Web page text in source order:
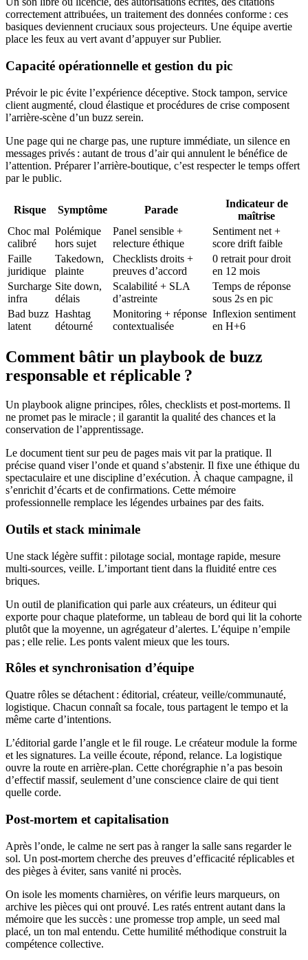
correctement attribuées, un traitement des données conforme : ces
basiques deviennent cruciaux sous projecteurs. Une équipe avertie
place les feux au vert avant d’appuyer sur Publier.
Capacité opérationnelle et gestion du pic
Prévoir le pic évite l’expérience déceptive. Stock tampon, service
client augmenté, cloud élastique et procédures de crise composent
l’arrière-scène d’un buzz serein.
Une page qui ne charge pas, une rupture immédiate, un silence en
messages privés : autant de trous d’air qui annulent le bénéfice de
l’attention. Préparer l’arrière-boutique, c’est respecter le temps offert
par le public.
Risque Symptôme Parade
Indicateur de
maîtrise
Choc mal
calibré
Polémique
hors sujet
Panel sensible +
relecture éthique
Sentiment net +
score drift faible
Faille
juridique
Takedown,
plainte
Checklists droits +
preuves d’accord
0 retrait pour droit
en 12 mois
Surcharge
infra
Site down,
délais
Scalabilité + SLA
d’astreinte
Temps de réponse
sous 2s en pic
Bad buzz
latent
Hashtag
détourné
Monitoring + réponse
contextualisée
Inflexion sentiment
en H+6
Comment bâtir un playbook de buzz
responsable et réplicable ?
Un playbook aligne principes, rôles, checklists et post-mortems. Il
ne promet pas le miracle ; il garantit la qualité des chances et la
conservation de l’apprentissage.
Le document tient sur peu de pages mais vit par la pratique. Il
précise quand viser l’onde et quand s’abstenir. Il fixe une éthique du
spectaculaire et une discipline d’exécution. À chaque campagne, il
s’enrichit d’écarts et de confirmations. Cette mémoire
professionnelle remplace les légendes urbaines par des faits.
Outils et stack minimale
Une stack légère suffit : pilotage social, montage rapide, mesure
multi-sources, veille. L’important tient dans la fluidité entre ces
briques.
Un outil de planification qui parle aux créateurs, un éditeur qui
exporte pour chaque plateforme, un tableau de bord qui lit la cohorte
plutôt que la moyenne, un agrégateur d’alertes. L’équipe n’empile
pas ; elle relie. Les ponts valent mieux que les tours.
Rôles et synchronisation d’équipe
Quatre rôles se détachent : éditorial, créateur, veille/communauté,
logistique. Chacun connaît sa focale, tous partagent le tempo et la
même carte d’intentions.
L’éditorial garde l’angle et le fil rouge. Le créateur module la forme
et les signatures. La veille écoute, répond, relance. La logistique
ouvre la route en arrière-plan. Cette chorégraphie n’a pas besoin
d’effectif massif, seulement d’une conscience claire de qui tient
quelle corde.
Post-mortem et capitalisation
Après l’onde, le calme ne sert pas à ranger la salle sans regarder le
sol. Un post-mortem cherche des preuves d’efficacité réplicables et
des pièges à éviter, sans vanité ni procès.
On isole les moments charnières, on vérifie leurs marqueurs, on
archive les pièces qui ont prouvé. Les ratés entrent autant dans la
mémoire que les succès : une promesse trop ample, un seed mal
placé, un ton mal entendu. Cette humilité méthodique construit la
compétence collective.